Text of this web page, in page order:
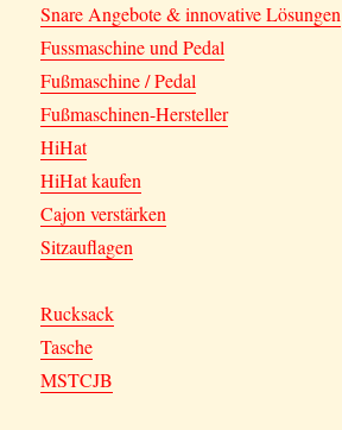
Snare Angebote & innovative Lösungen
Fussmaschine und Pedal
Fußmaschine / Pedal
Fußmaschinen-Hersteller
HiHat
HiHat kaufen
Cajon verstärken
Sitzauflagen
Rucksack
Tasche
MSTCJB